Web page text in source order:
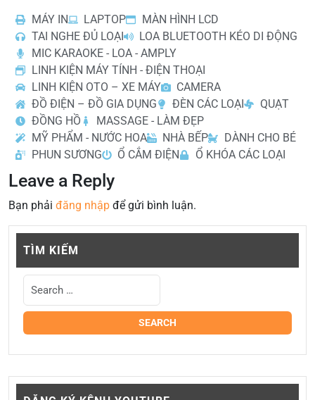
MÁY IN LAPTOP
MÀN HÌNH LCD
TAI NGHE ĐỦ LOẠI
LOA BLUETOOTH KÉO DI ĐỘNG
MIC KARAOKE - LOA - AMPLY
LINH KIỆN MÁY TÍNH - ĐIỆN THOẠI
LINH KIỆN OTO – XE MÁY
CAMERA
ĐỒ ĐIỆN – ĐỒ GIA DỤNG
ĐÈN CÁC LOẠI
QUẠT
ĐỒNG HỒ
MASSAGE - LÀM ĐẸP
MỸ PHẨM - NƯỚC HOA
NHÀ BẾP
DÀNH CHO BÉ
PHUN SƯƠNG
Ổ CẮM ĐIỆN Ổ KHÓA CÁC LOẠI
Leave a Reply
Bạn phải đăng nhập để gửi bình luận.
TÌM KIẾM